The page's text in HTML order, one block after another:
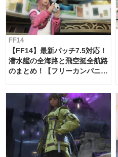
FF14
【FF14】最新パッチ7.5対応！
潜水艦の全海路と飛空挺全航路
のまとめ！【フリーカンパニ